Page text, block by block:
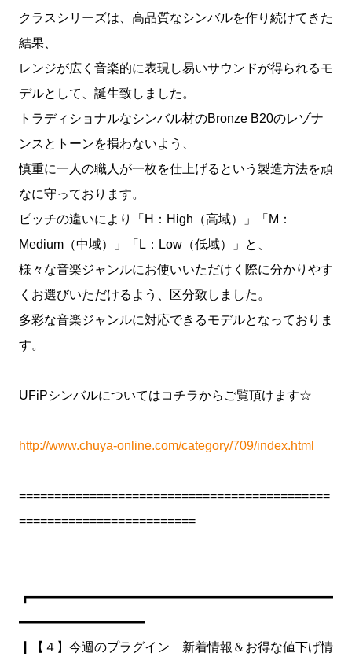
クラスシリーズは、高品質なシンバルを作り続けてきた
結果、
レンジが広く音楽的に表現し易いサウンドが得られるモ
デルとして、誕生致しました。
トラディショナルなシンバル材のBronze B20のレゾナ
ンスとトーンを損わないよう、
慎重に一人の職人が一枚を仕上げるという製造方法を頑
なに守っております。
ピッチの違いにより「H：High（高域）」「M：
Medium（中域）」「L：Low（低域）」と、
様々な音楽ジャンルにお使いいただけく際に分かりやす
くお選びいただけるよう、区分致しました。
多彩な音楽ジャンルに対応できるモデルとなっておりま
す。
UFiPシンバルについてはコチラからご覧頂けます☆
http://www.chuya-online.com/category/709/index.html
============================================
=========================
┏━━━━━━━━━━━━━━━━━━━━━━━━
━━━━━━━━━━
┃【４】今週のプラグイン 新着情報＆お得な値下げ情